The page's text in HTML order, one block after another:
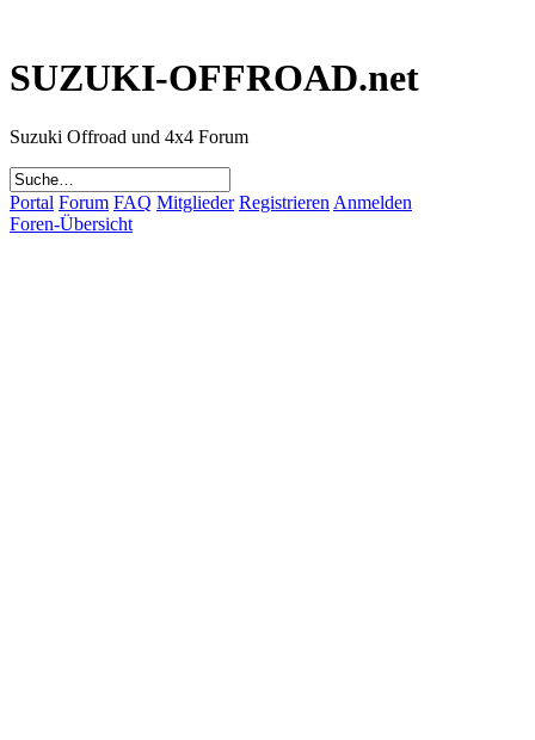
SUZUKI-OFFROAD.net
Suzuki Offroad und 4x4 Forum
Portal Forum FAQ Mitglieder Registrieren Anmelden
Foren-Übersicht